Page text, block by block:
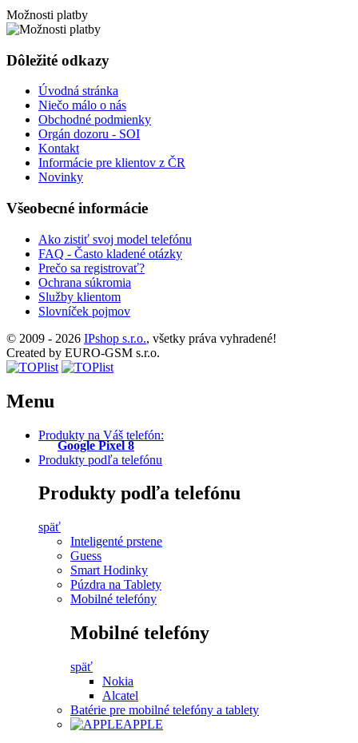
Možnosti platby
Dôležité odkazy
Úvodná stránka
Niečo málo o nás
Obchodné podmienky
Orgán dozoru - SOI
Kontakt
Informácie pre klientov z ČR
Novinky
Všeobecné informácie
Ako zistiť svoj model telefónu
FAQ - Často kladené otázky
Prečo sa registrovať?
Ochrana súkromia
Služby klientom
Slovníček pojmov
© 2009 - 2026 IPshop s.r.o., všetky práva vyhradené!
Created by EURO-GSM s.r.o.
Menu
Produkty na Váš telefón:
Google Pixel 8
Produkty podľa telefónu
Produkty podľa telefónu
späť
Inteligenté prstene
Guess
Smart Hodinky
Púzdra na Tablety
Mobilné telefóny
Mobilné telefóny
späť
Nokia
Alcatel
Batérie pre mobilné telefóny a tablety
APPLE